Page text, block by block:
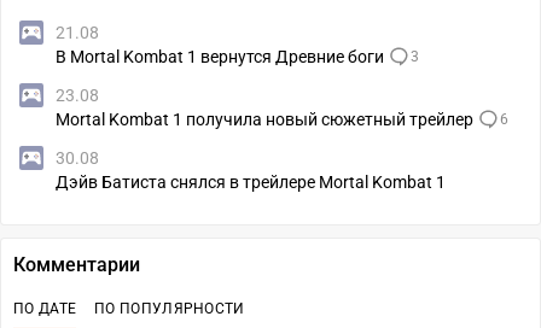
21.08
В Mortal Kombat 1 вернутся Древние боги
3
23.08
Mortal Kombat 1 получила новый сюжетный трейлер
6
30.08
Дэйв Батиста снялся в трейлере Mortal Kombat 1
Комментарии
ПО ДАТЕ ПО ПОПУЛЯРНОСТИ